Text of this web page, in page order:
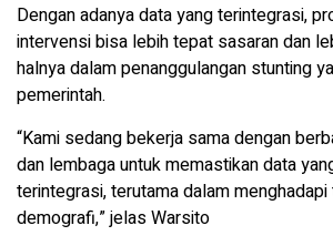
Dengan adanya data yang terintegrasi,
intervensi bisa lebih tepat sasaran dan
halnya dalam penanggulangan stunting
pemerintah.
“Kami sedang bekerja sama dengan
dan lembaga untuk memastikan data
terintegrasi, terutama dalam
demografi,” jelas Warsito